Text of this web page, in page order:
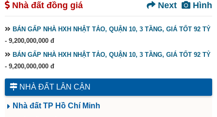
Nhà đất đồng giá Hình
Next
BÁN GẤP NHÀ HXH NHẬT TẢO, QUẬN 10, 3 TẦNG, GIÁ TỐT 92 TỶ
- 9,200,000,000 đ
BÁN GẤP NHÀ HXH NHẬT TẢO, QUẬN 10, 3 TẦNG, GIÁ TỐT 92 TỶ
- 9,200,000,000 đ
NHÀ ĐẤT LÂN CẬN
Nhà đất TP Hồ Chí Minh